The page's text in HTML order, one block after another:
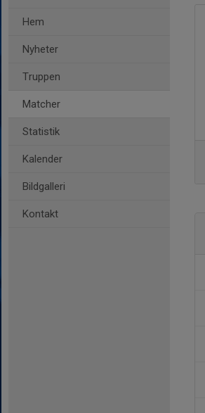
Hem
Nyheter
Truppen
Matcher
Statistik
Kalender
Bildgalleri
Kontakt